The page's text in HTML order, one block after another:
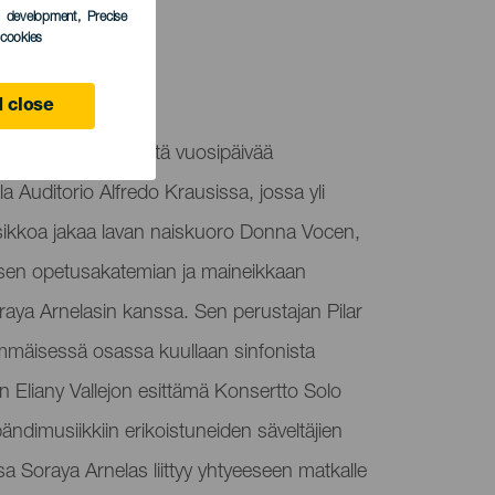
development, Precise
close
juhlii yhdeksättä vuosipäivää
Auditorio Alfredo Krausissa, jossa yli
jakaa lavan naiskuoro Donna Vocen,
opetusakatemian ja maineikkaan
Arnelasin kanssa. Sen perustajan Pilar
osassa kuullaan sinfonista
Eliany Vallejon esittämä Konsertto Solo
erikoistuneiden säveltäjien
Soraya Arnelas liittyy yhtyeeseen matkalle